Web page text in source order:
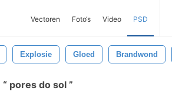
Vectoren Foto‘s Video PSD
Explosie Gloed Brandwond
pores do sol